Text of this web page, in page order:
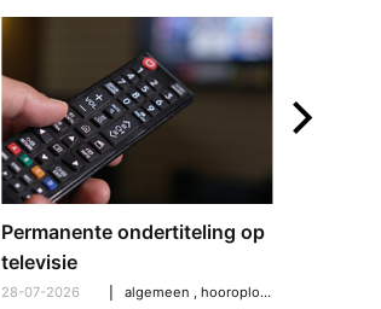
Permanente ondertiteling op
televisie
28-07-2026 algemeen ,hooroplossingen